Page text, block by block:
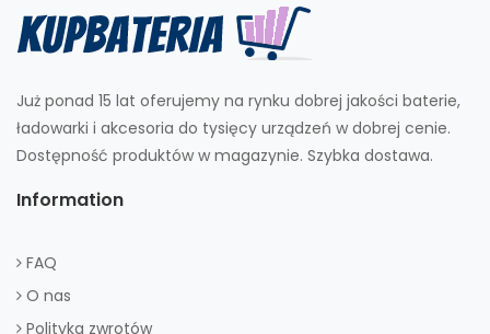
Już ponad 15 lat oferujemy na rynku dobrej jakości baterie,
ładowarki i akcesoria do tysięcy urządzeń w dobrej cenie.
Dostępność produktów w magazynie. Szybka dostawa.
Information
FAQ
O nas
Polityka zwrotów